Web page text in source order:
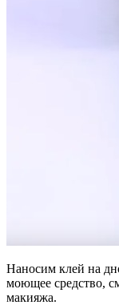
Наносим клей на
моющее средство,
макияжа.